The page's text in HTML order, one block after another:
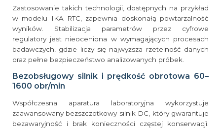
Zastosowanie takich technologii, dostępnych na przykład
w modelu IKA RTC, zapewnia doskonałą powtarzalność
wyników. Stabilizacja parametrów przez cyfrowe
regulatory jest nieoceniona w wymagających procesach
badawczych, gdzie liczy się najwyższa rzetelność danych
oraz pełne bezpieczeństwo analizowanych próbek.
Bezobsługowy silnik i prędkość obrotowa 60–
1600 obr/min
Współczesna aparatura laboratoryjna wykorzystuje
zaawansowany bezszczotkowy silnik DC, który gwarantuje
bezawaryjność i brak konieczności częstej konserwacji.